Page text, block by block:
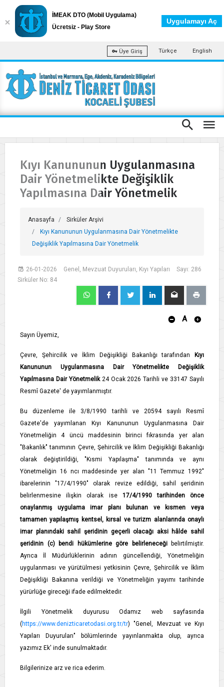
Üye Giriş Türkçe English
Kıyı Kanununun Uygulanmasına
Dair Yönetmelikte Değişiklik
Yapılmasına Dair Yönetmelik
Anasayfa
Sirküler Arşivi
Kıyı Kanununun Uygulanmasına Dair Yönetmelikte
Değişiklik Yapılmasına Dair Yönetmelik
26-01-2026 Genel, Mevzuat Duyuruları, Kıyı Yapıları
Sayı: 286
Sirküler No: 84
A
Sayın Üyemiz,
Çevre, Şehircilik ve İklim Değişikliği Bakanlığı tarafından
Kıyı
Kanununun Uygulanmasına Dair Yönetmelikte Değişiklik
Yapılmasına Dair Yönetmelik24 Ocak 2026 Tarihli ve 33147 Sayılı
Resmî Gazete' de yayımlanmıştır.
Bu düzenleme ile 3/8/1990 tarihli ve 20594 sayılı Resmî
Gazete'de yayımlanan Kıyı Kanununun Uygulanmasına Dair
Yönetmeliğin 4 üncü maddesinin birinci fıkrasında yer alan
"Bakanlık" tanımının Çevre, Şehircilik ve İklim Değişikliği Bakanlığı
olarak değiştirildiği, "Kısmi Yapılaşma" tanımında ve aynı
Yönetmeliğin 16 ncı maddesinde yer alan "11 Temmuz 1992"
ibarelerinin "17/4/1990" olarak revize edildiği, sahil şeridinin
belirlenmesine ilişkin olarak ise 17/4/1990 tarihinden önce
onaylanmış uygulama imar planı bulunan ve kısmen veya
tamamen yapılaşmış kentsel, kırsal ve turizm alanlarında onaylı
imar planındaki sahil şeridinin geçerli olacağı aksi hâlde sahil
şeridinin (c) bendi hükümlerine göre belirleneceğibelirtilmiştir.
Ayrıca İl Müdürlüklerinin adının güncellendiği, Yönetmeliğin
uygulanması ve yürütülmesi yetkisinin Çevre, Şehircilik ve İklim
Değişikliği Bakanına verildiği ve Yönetmeliğin yayımı tarihinde
yürürlüğe gireceği ifade edilmektedir.
İlgili Yönetmelik duyurusu Odamız web sayfasında
(https://www.denizticaretodasi.org.tr/tr) "Genel, Mevzuat ve Kıyı
Yapıları Duyuruları" bölümlerinde yayınlanmakta olup, ayrıca
yazımız Ek' inde sunulmaktadır.
Bilgilerinize arz ve rica ederim.
İMEAK DTO (Mobil Uygulama)
Ücretsiz - Play Store
Uygulamayı Aç